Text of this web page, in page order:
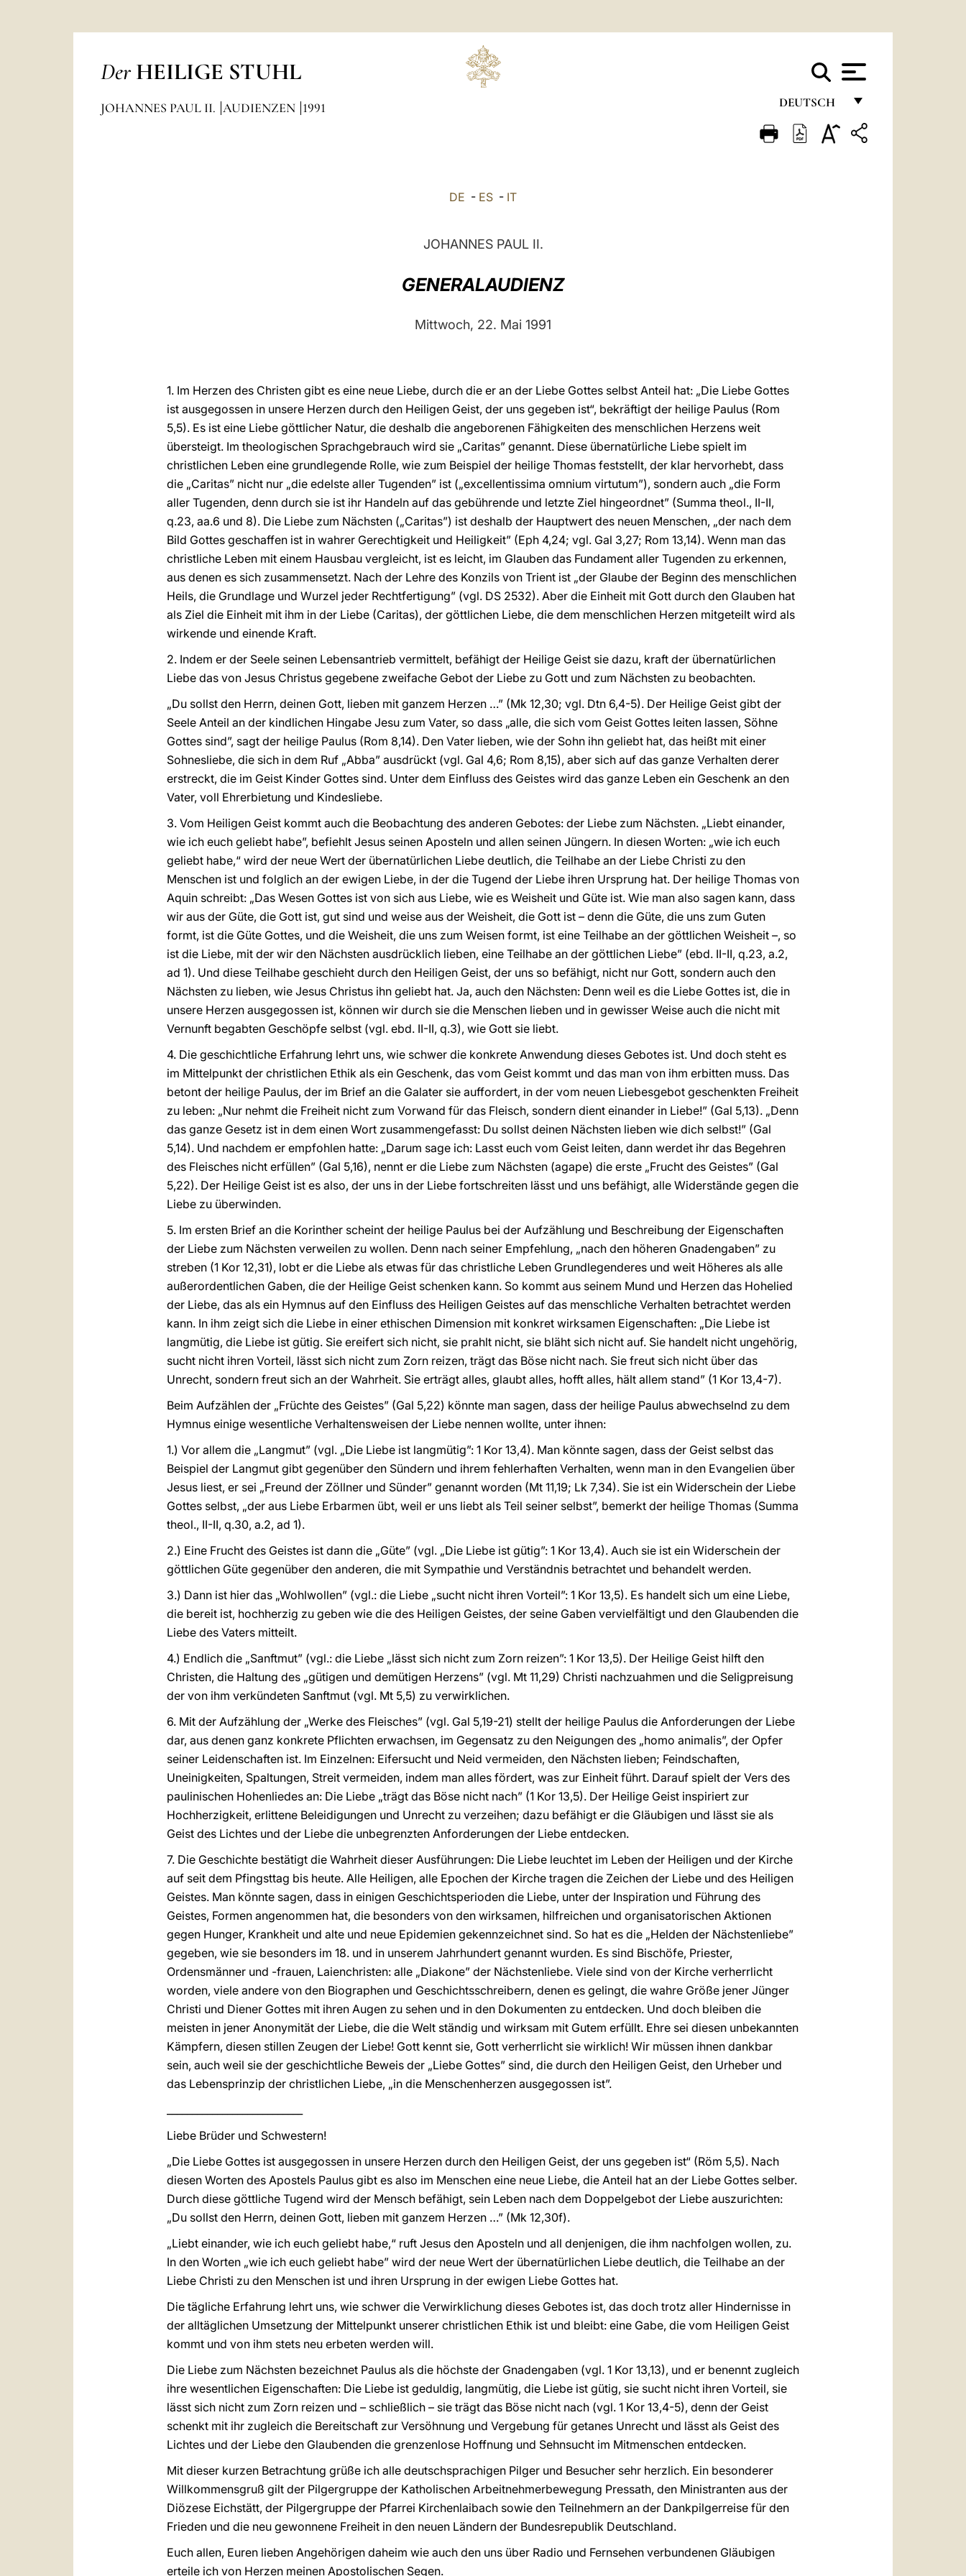
Der HEILIGE STUHL
DEUTSCH
FRANÇAIS
JOHANNES PAUL II. AUDIENZEN 1991
DE - ES - IT
JOHANNES PAUL II.
GENERALAUDIENZ
Mittwoch, 22. Mai 1991
1. Im Herzen des Christen gibt es eine neue Liebe, durch die er an der Liebe Gottes selbst Anteil hat: „Die Liebe Gottes
ist ausgegossen in unsere Herzen durch den Heiligen Geist, der uns gegeben ist“, bekräftigt der heilige Paulus (Rom
5,5). Es ist eine Liebe göttlicher Natur, die deshalb die angeborenen Fähigkeiten des menschlichen Herzens weit
übersteigt. Im theologischen Sprachgebrauch wird sie „Caritas” genannt. Diese übernatürliche Liebe spielt im
christlichen Leben eine grundlegende Rolle, wie zum Beispiel der heilige Thomas feststellt, der klar hervorhebt, dass
die „Caritas” nicht nur „die edelste aller Tugenden” ist („excellentissima omnium virtutum”), sondern auch „die Form
aller Tugenden, denn durch sie ist ihr Handeln auf das gebührende und letzte Ziel hingeordnet” (Summa theol., II-II,
q.23, aa.6 und 8). Die Liebe zum Nächsten („Caritas”) ist deshalb der Hauptwert des neuen Menschen, „der nach dem
Bild Gottes geschaffen ist in wahrer Gerechtigkeit und Heiligkeit” (Eph 4,24; vgl. Gal 3,27; Rom 13,14). Wenn man das
christliche Leben mit einem Hausbau vergleicht, ist es leicht, im Glauben das Fundament aller Tugenden zu erkennen,
aus denen es sich zusammensetzt. Nach der Lehre des Konzils von Trient ist „der Glaube der Beginn des menschlichen
Heils, die Grundlage und Wurzel jeder Rechtfertigung” (vgl. DS 2532). Aber die Einheit mit Gott durch den Glauben hat
als Ziel die Einheit mit ihm in der Liebe (Caritas), der göttlichen Liebe, die dem menschlichen Herzen mitgeteilt wird als
wirkende und einende Kraft.
2. Indem er der Seele seinen Lebensantrieb vermittelt, befähigt der Heilige Geist sie dazu, kraft der übernatürlichen
Liebe das von Jesus Christus gegebene zweifache Gebot der Liebe zu Gott und zum Nächsten zu beobachten.
„Du sollst den Herrn, deinen Gott, lieben mit ganzem Herzen …” (Mk 12,30; vgl. Dtn 6,4-5). Der Heilige Geist gibt der
Seele Anteil an der kindlichen Hingabe Jesu zum Vater, so dass „alle, die sich vom Geist Gottes leiten lassen, Söhne
Gottes sind”, sagt der heilige Paulus (Rom 8,14). Den Vater lieben, wie der Sohn ihn geliebt hat, das heißt mit einer
Sohnesliebe, die sich in dem Ruf „Abba” ausdrückt (vgl. Gal 4,6; Rom 8,15), aber sich auf das ganze Verhalten derer
erstreckt, die im Geist Kinder Gottes sind. Unter dem Einfluss des Geistes wird das ganze Leben ein Geschenk an den
Vater, voll Ehrerbietung und Kindesliebe.
3. Vom Heiligen Geist kommt auch die Beobachtung des anderen Gebotes: der Liebe zum Nächsten. „Liebt einander,
wie ich euch geliebt habe”, befiehlt Jesus seinen Aposteln und allen seinen Jüngern. In diesen Worten: „wie ich euch
geliebt habe,“ wird der neue Wert der übernatürlichen Liebe deutlich, die Teilhabe an der Liebe Christi zu den
Menschen ist und folglich an der ewigen Liebe, in der die Tugend der Liebe ihren Ursprung hat. Der heilige Thomas von
Aquin schreibt: „Das Wesen Gottes ist von sich aus Liebe, wie es Weisheit und Güte ist. Wie man also sagen kann, dass
wir aus der Güte, die Gott ist, gut sind und weise aus der Weisheit, die Gott ist – denn die Güte, die uns zum Guten
formt, ist die Güte Gottes, und die Weisheit, die uns zum Weisen formt, ist eine Teilhabe an der göttlichen Weisheit –, so
ist die Liebe, mit der wir den Nächsten ausdrücklich lieben, eine Teilhabe an der göttlichen Liebe” (ebd. II-II, q.23, a.2,
ad 1). Und diese Teilhabe geschieht durch den Heiligen Geist, der uns so befähigt, nicht nur Gott, sondern auch den
Nächsten zu lieben, wie Jesus Christus ihn geliebt hat. Ja, auch den Nächsten: Denn weil es die Liebe Gottes ist, die in
unsere Herzen ausgegossen ist, können wir durch sie die Menschen lieben und in gewisser Weise auch die nicht mit
Vernunft begabten Geschöpfe selbst (vgl. ebd. II-II, q.3), wie Gott sie liebt.
4. Die geschichtliche Erfahrung lehrt uns, wie schwer die konkrete Anwendung dieses Gebotes ist. Und doch steht es
im Mittelpunkt der christlichen Ethik als ein Geschenk, das vom Geist kommt und das man von ihm erbitten muss. Das
betont der heilige Paulus, der im Brief an die Galater sie auffordert, in der vom neuen Liebesgebot geschenkten Freiheit
zu leben: „Nur nehmt die Freiheit nicht zum Vorwand für das Fleisch, sondern dient einander in Liebe!” (Gal 5,13). „Denn
das ganze Gesetz ist in dem einen Wort zusammengefasst: Du sollst deinen Nächsten lieben wie dich selbst!” (Gal
5,14). Und nachdem er empfohlen hatte: „Darum sage ich: Lasst euch vom Geist leiten, dann werdet ihr das Begehren
des Fleisches nicht erfüllen” (Gal 5,16), nennt er die Liebe zum Nächsten (agape) die erste „Frucht des Geistes” (Gal
5,22). Der Heilige Geist ist es also, der uns in der Liebe fortschreiten lässt und uns befähigt, alle Widerstände gegen die
Liebe zu überwinden.
5. Im ersten Brief an die Korinther scheint der heilige Paulus bei der Aufzählung und Beschreibung der Eigenschaften
der Liebe zum Nächsten verweilen zu wollen. Denn nach seiner Empfehlung, „nach den höheren Gnadengaben” zu
streben (1 Kor 12,31), lobt er die Liebe als etwas für das christliche Leben Grundlegenderes und weit Höheres als alle
außerordentlichen Gaben, die der Heilige Geist schenken kann. So kommt aus seinem Mund und Herzen das Hohelied
der Liebe, das als ein Hymnus auf den Einfluss des Heiligen Geistes auf das menschliche Verhalten betrachtet werden
kann. In ihm zeigt sich die Liebe in einer ethischen Dimension mit konkret wirksamen Eigenschaften: „Die Liebe ist
langmütig, die Liebe ist gütig. Sie ereifert sich nicht, sie prahlt nicht, sie bläht sich nicht auf. Sie handelt nicht ungehörig,
sucht nicht ihren Vorteil, lässt sich nicht zum Zorn reizen, trägt das Böse nicht nach. Sie freut sich nicht über das
Unrecht, sondern freut sich an der Wahrheit. Sie erträgt alles, glaubt alles, hofft alles, hält allem stand” (1 Kor 13,4-7).
Beim Aufzählen der „Früchte des Geistes” (Gal 5,22) könnte man sagen, dass der heilige Paulus abwechselnd zu dem
Hymnus einige wesentliche Verhaltensweisen der Liebe nennen wollte, unter ihnen:
1.) Vor allem die „Langmut” (vgl. „Die Liebe ist langmütig”: 1 Kor 13,4). Man könnte sagen, dass der Geist selbst das
Beispiel der Langmut gibt gegenüber den Sündern und ihrem fehlerhaften Verhalten, wenn man in den Evangelien über
Jesus liest, er sei „Freund der Zöllner und Sünder” genannt worden (Mt 11,19; Lk 7,34). Sie ist ein Widerschein der Liebe
Gottes selbst, „der aus Liebe Erbarmen übt, weil er uns liebt als Teil seiner selbst”, bemerkt der heilige Thomas (Summa
theol., II-II, q.30, a.2, ad 1).
2.) Eine Frucht des Geistes ist dann die „Güte” (vgl. „Die Liebe ist gütig”: 1 Kor 13,4). Auch sie ist ein Widerschein der
göttlichen Güte gegenüber den anderen, die mit Sympathie und Verständnis betrachtet und behandelt werden.
3.) Dann ist hier das „Wohlwollen” (vgl.: die Liebe „sucht nicht ihren Vorteil”: 1 Kor 13,5). Es handelt sich um eine Liebe,
die bereit ist, hochherzig zu geben wie die des Heiligen Geistes, der seine Gaben vervielfältigt und den Glaubenden die
Liebe des Vaters mitteilt.
4.) Endlich die „Sanftmut” (vgl.: die Liebe „lässt sich nicht zum Zorn reizen”: 1 Kor 13,5). Der Heilige Geist hilft den
Christen, die Haltung des „gütigen und demütigen Herzens” (vgl. Mt 11,29) Christi nachzuahmen und die Seligpreisung
der von ihm verkündeten Sanftmut (vgl. Mt 5,5) zu verwirklichen.
6. Mit der Aufzählung der „Werke des Fleisches” (vgl. Gal 5,19-21) stellt der heilige Paulus die Anforderungen der Liebe
dar, aus denen ganz konkrete Pflichten erwachsen, im Gegensatz zu den Neigungen des „homo animalis”, der Opfer
seiner Leidenschaften ist. Im Einzelnen: Eifersucht und Neid vermeiden, den Nächsten lieben; Feindschaften,
Uneinigkeiten, Spaltungen, Streit vermeiden, indem man alles fördert, was zur Einheit führt. Darauf spielt der Vers des
paulinischen Hohenliedes an: Die Liebe „trägt das Böse nicht nach” (1 Kor 13,5). Der Heilige Geist inspiriert zur
Hochherzigkeit, erlittene Beleidigungen und Unrecht zu verzeihen; dazu befähigt er die Gläubigen und lässt sie als
Geist des Lichtes und der Liebe die unbegrenzten Anforderungen der Liebe entdecken.
7. Die Geschichte bestätigt die Wahrheit dieser Ausführungen: Die Liebe leuchtet im Leben der Heiligen und der Kirche
auf seit dem Pfingsttag bis heute. Alle Heiligen, alle Epochen der Kirche tragen die Zeichen der Liebe und des Heiligen
Geistes. Man könnte sagen, dass in einigen Geschichtsperioden die Liebe, unter der Inspiration und Führung des
Geistes, Formen angenommen hat, die besonders von den wirksamen, hilfreichen und organisatorischen Aktionen
gegen Hunger, Krankheit und alte und neue Epidemien gekennzeichnet sind. So hat es die „Helden der Nächstenliebe”
gegeben, wie sie besonders im 18. und in unserem Jahrhundert genannt wurden. Es sind Bischöfe, Priester,
Ordensmänner und -frauen, Laienchristen: alle „Diakone” der Nächstenliebe. Viele sind von der Kirche verherrlicht
worden, viele andere von den Biographen und Geschichtsschreibern, denen es gelingt, die wahre Größe jener Jünger
Christi und Diener Gottes mit ihren Augen zu sehen und in den Dokumenten zu entdecken. Und doch bleiben die
meisten in jener Anonymität der Liebe, die die Welt ständig und wirksam mit Gutem erfüllt. Ehre sei diesen unbekannten
Kämpfern, diesen stillen Zeugen der Liebe! Gott kennt sie, Gott verherrlicht sie wirklich! Wir müssen ihnen dankbar
sein, auch weil sie der geschichtliche Beweis der „Liebe Gottes” sind, die durch den Heiligen Geist, den Urheber und
das Lebensprinzip der christlichen Liebe, „in die Menschenherzen ausgegossen ist”.
Liebe Brüder und Schwestern!
„Die Liebe Gottes ist ausgegossen in unsere Herzen durch den Heiligen Geist, der uns gegeben ist“ (Röm 5,5). Nach
diesen Worten des Apostels Paulus gibt es also im Menschen eine neue Liebe, die Anteil hat an der Liebe Gottes selber.
Durch diese göttliche Tugend wird der Mensch befähigt, sein Leben nach dem Doppelgebot der Liebe auszurichten:
„Du sollst den Herrn, deinen Gott, lieben mit ganzem Herzen …” (Mk 12,30f).
„Liebt einander, wie ich euch geliebt habe,“ ruft Jesus den Aposteln und all denjenigen, die ihm nachfolgen wollen, zu.
In den Worten „wie ich euch geliebt habe” wird der neue Wert der übernatürlichen Liebe deutlich, die Teilhabe an der
Liebe Christi zu den Menschen ist und ihren Ursprung in der ewigen Liebe Gottes hat.
Die tägliche Erfahrung lehrt uns, wie schwer die Verwirklichung dieses Gebotes ist, das doch trotz aller Hindernisse in
der alltäglichen Umsetzung der Mittelpunkt unserer christlichen Ethik ist und bleibt: eine Gabe, die vom Heiligen Geist
kommt und von ihm stets neu erbeten werden will.
Die Liebe zum Nächsten bezeichnet Paulus als die höchste der Gnadengaben (vgl. 1 Kor 13,13), und er benennt zugleich
ihre wesentlichen Eigenschaften: Die Liebe ist geduldig, langmütig, die Liebe ist gütig, sie sucht nicht ihren Vorteil, sie
lässt sich nicht zum Zorn reizen und – schließlich – sie trägt das Böse nicht nach (vgl. 1 Kor 13,4-5), denn der Geist
schenkt mit ihr zugleich die Bereitschaft zur Versöhnung und Vergebung für getanes Unrecht und lässt als Geist des
Lichtes und der Liebe den Glaubenden die grenzenlose Hoffnung und Sehnsucht im Mitmenschen entdecken.
Mit dieser kurzen Betrachtung grüße ich alle deutschsprachigen Pilger und Besucher sehr herzlich. Ein besonderer
Willkommensgruß gilt der Pilgergruppe der Katholischen Arbeitnehmerbewegung Pressath, den Ministranten aus der
Diözese Eichstätt, der Pilgergruppe der Pfarrei Kirchenlaibach sowie den Teilnehmern an der Dankpilgerreise für den
Frieden und die neu gewonnene Freiheit in den neuen Ländern der Bundesrepublik Deutschland.
Euch allen, Euren lieben Angehörigen daheim wie auch den uns über Radio und Fernsehen verbundenen Gläubigen
erteile ich von Herzen meinen Apostolischen Segen.